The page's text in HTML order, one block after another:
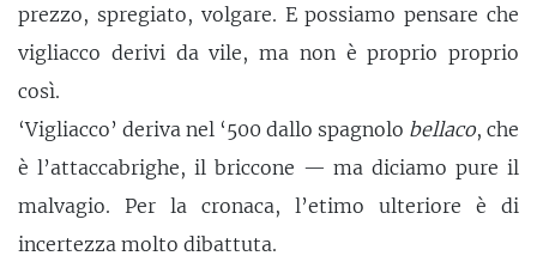
prezzo, spregiato, volgare. E possiamo pensare che
vigliacco derivi da vile, ma non è proprio proprio
così.
‘Vigliacco’ deriva nel ‘500 dallo spagnolo bellaco, che
è l’attaccabrighe, il briccone — ma diciamo pure il
malvagio. Per la cronaca, l’etimo ulteriore è di
incertezza molto dibattuta.